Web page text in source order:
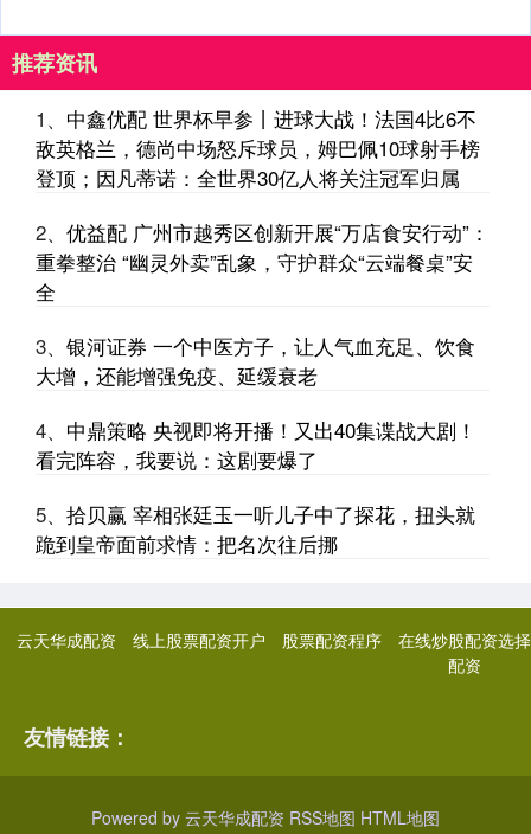
推荐资讯
1、 中鑫优配 世界杯早参丨进球大战！法国4比6不
敌英格兰，德尚中场怒斥球员，姆巴佩10球射手榜
登顶；因凡蒂诺：全世界30亿人将关注冠军归属
2、 优益配 广州市越秀区创新开展“万店食安行动”：
重拳整治 “幽灵外卖”乱象，守护群众“云端餐桌”安
全
3、 银河证券 一个中医方子，让人气血充足、饮食
大增，还能增强免疫、延缓衰老
4、 中鼎策略 央视即将开播！又出40集谍战大剧！
看完阵容，我要说：这剧要爆了
5、 拾贝赢 宰相张廷玉一听儿子中了探花，扭头就
跪到皇帝面前求情：把名次往后挪
云天华成配资 线上股票配资开户 股票配资程序
在线炒股配资选择
配资
友情链接：
Powered by 云天华成配资 RSS地图 HTML地图